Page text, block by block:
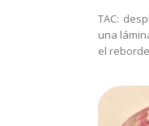
TAC:
una
el